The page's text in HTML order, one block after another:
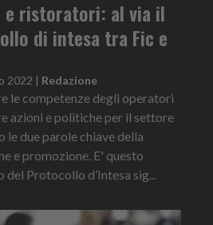
e ristoratori: al via il
di intesa tra Fic e
2022 | Redazione
le competenze degli operatori
azioni e politiche per il settore
le due parole chiave della
e promozione. E' questo
Protocollo d’Intesa sig...